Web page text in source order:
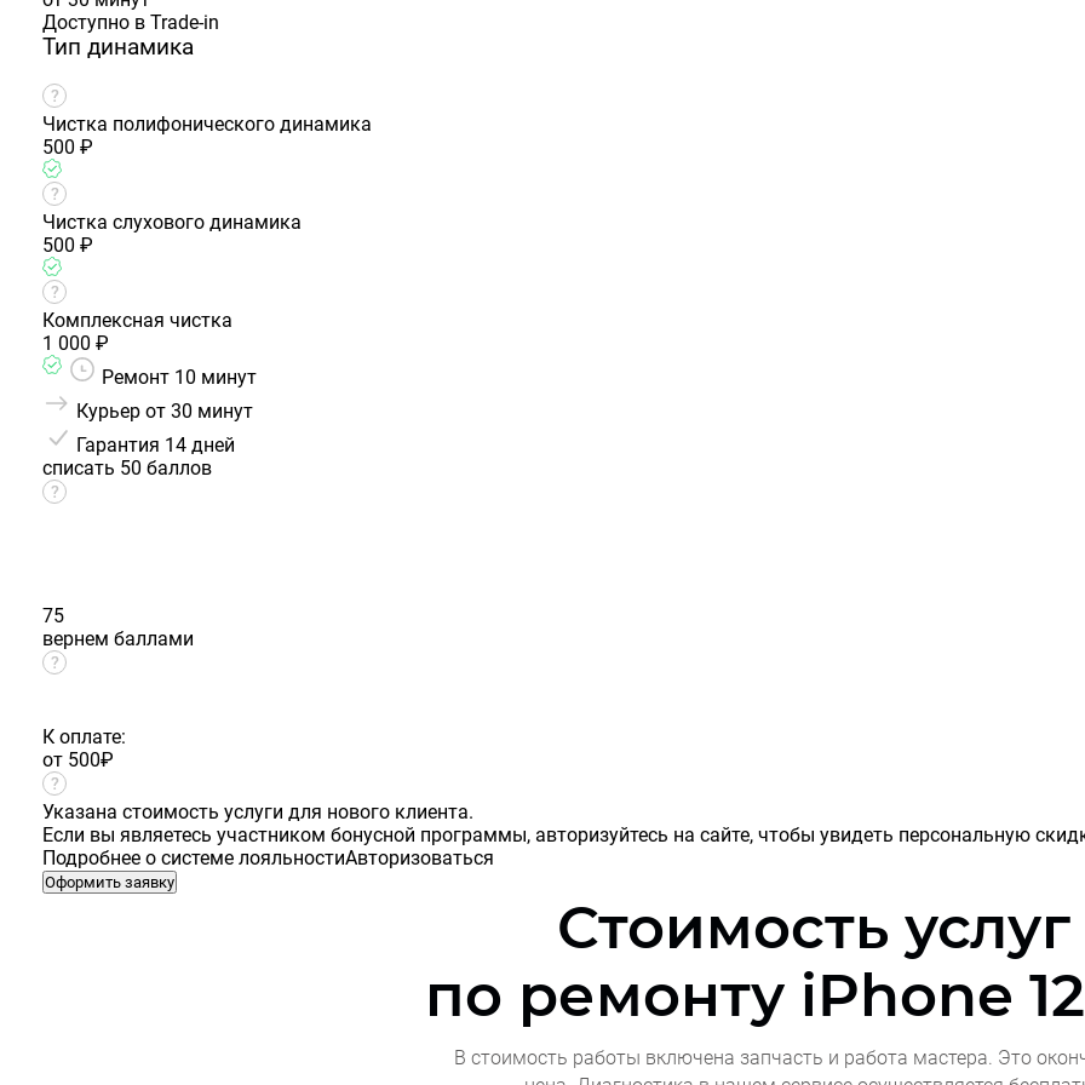
Доступно в Trade-in
Тип динамика
Чистка полифонического динамика
500 ₽
Чистка слухового динамика
500 ₽
Комплексная чистка
1 000 ₽
Ремонт 10 минут
Курьер от 30 минут
Гарантия 14 дней
списать 50 баллов
75
вернем баллами
К оплате:
от 500₽
Указана стоимость услуги для нового клиента.
Если вы являетесь участником бонусной программы, авторизуйтесь на сайте, чтобы увидеть персональную
Подробнее о системе лояльностиАвторизоваться
Оформить заявку
Стоимость услуг
по ремонту iPhone
В стоимость работы включена запчасть и работа мастера. Это